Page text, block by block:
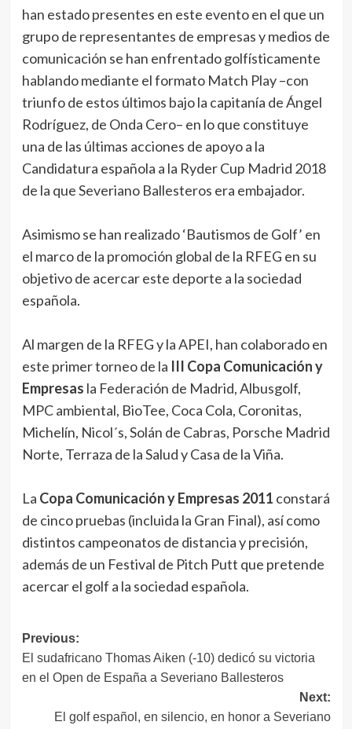
han estado presentes en este evento en el que un
grupo de representantes de empresas y medios de
comunicación se han enfrentado golfísticamente
hablando mediante el formato Match Play –con
triunfo de estos últimos bajo la capitanía de Ángel
Rodríguez, de Onda Cero– en lo que constituye
una de las últimas acciones de apoyo a la
Candidatura española a la Ryder Cup Madrid 2018
de la que Severiano Ballesteros era embajador.
Asimismo se han realizado ‘Bautismos de Golf’ en
el marco de la promoción global de la RFEG en su
objetivo de acercar este deporte a la sociedad
española.
Al margen de la RFEG y la APEI, han colaborado en
este primer torneo de la III Copa Comunicación y
Empresas la Federación de Madrid, Albusgolf,
MPC ambiental, BioTee, Coca Cola, Coronitas,
Michelín, Nicol´s, Solán de Cabras, Porsche Madrid
Norte, Terraza de la Salud y Casa de la Viña.
La Copa Comunicación y Empresas 2011 constará
de cinco pruebas (incluida la Gran Final), así como
distintos campeonatos de distancia y precisión,
además de un Festival de Pitch Putt que pretende
acercar el golf a la sociedad española.
Navegación
de
entradas
Previous:
El sudafricano Thomas Aiken (-10) dedicó su victoria
en el Open de España a Severiano Ballesteros
Next:
El golf español, en silencio, en honor a Severiano